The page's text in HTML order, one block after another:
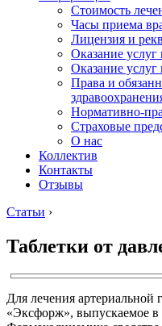
Стоимость
Часы приема
Лицензия и
Оказание
Оказание
Права и
Нормативно-
Страховые
О нас
Коллектив
Контакты
Отзывы
Статьи ›
Таблетки от
Для лечения артериальной
«Эксфорж», выпускаемое в